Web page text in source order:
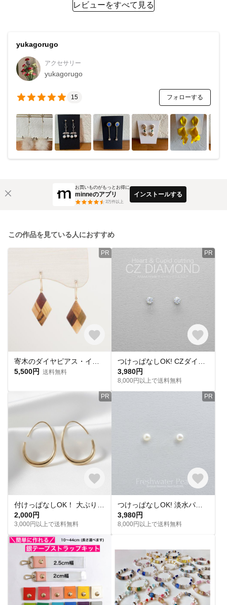
レビューをすべて見る
yukagorugo
アクセサリー
yukagorugo
15 フォローする
お買いものがもっとお得に
minneのアプリ
3万件以上
インストールする
この作品を見ている人におすすめ
PR
5,500円 送料無料
PR
3,980円
8,000円以上で送料無料
PR
2,000円
3,000円以上で送料無料
PR
3,980円
8,000円以上で送料無料